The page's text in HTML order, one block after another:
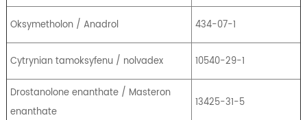
Oksymetholon / Anadrol 434-07-1
Cytrynian tamoksyfenu / nolvadex 10540-29-1
Drostanolone enanthate / Masteron
enanthate
13425-31-5